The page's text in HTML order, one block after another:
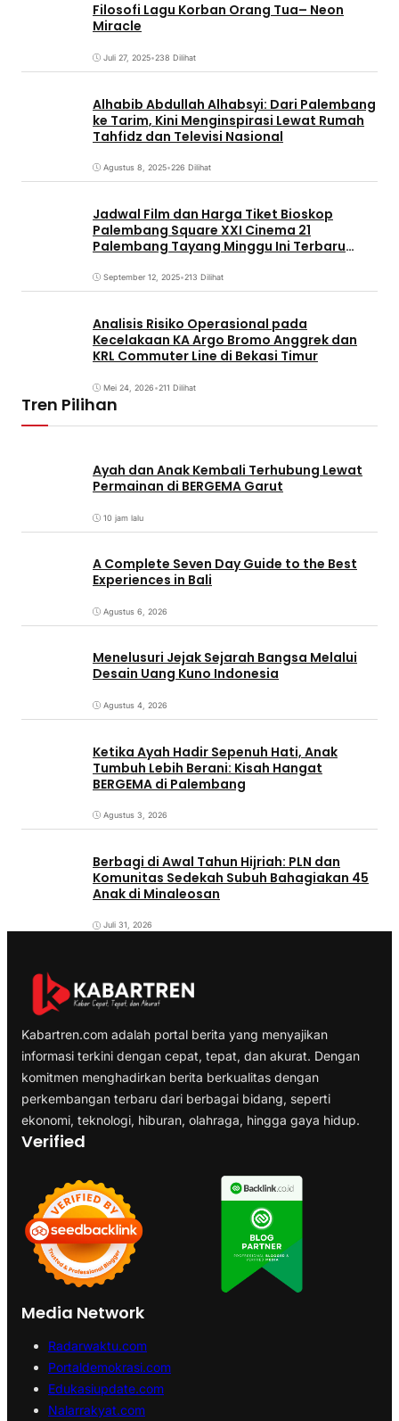
Filosofi Lagu Korban Orang Tua– Neon
Miracle
Juli 27, 2025•238 Dilihat
Alhabib Abdullah Alhabsyi: Dari Palembang
ke Tarim, Kini Menginspirasi Lewat Rumah
Tahfidz dan Televisi Nasional
Agustus 8, 2025•226 Dilihat
Jadwal Film dan Harga Tiket Bioskop
Palembang Square XXI Cinema 21
Palembang Tayang Minggu Ini Terbaru
September 12, 2025•213 Dilihat
Analisis Risiko Operasional pada
Kecelakaan KA Argo Bromo Anggrek dan
KRL Commuter Line di Bekasi Timur
Mei 24, 2026•211 Dilihat
Tren Pilihan
Ayah dan Anak Kembali Terhubung Lewat
Permainan di BERGEMA Garut
10 jam lalu
A Complete Seven Day Guide to the Best
Experiences in Bali
Agustus 6, 2026
Menelusuri Jejak Sejarah Bangsa Melalui
Desain Uang Kuno Indonesia
Agustus 4, 2026
Ketika Ayah Hadir Sepenuh Hati, Anak
Tumbuh Lebih Berani: Kisah Hangat
BERGEMA di Palembang
Agustus 3, 2026
Berbagi di Awal Tahun Hijriah: PLN dan
Komunitas Sedekah Subuh Bahagiakan 45
Anak di Minaleosan
Juli 31, 2026
Kabartren.com adalah portal berita yang menyajikan
informasi terkini dengan cepat, tepat, dan akurat. Dengan
komitmen menghadirkan berita berkualitas dengan
perkembangan terbaru dari berbagai bidang, seperti
ekonomi, teknologi, hiburan, olahraga, hingga gaya hidup.
Verified
Media Network
Radarwaktu.com
Portaldemokrasi.com
Edukasiupdate.com
Nalarrakyat.com